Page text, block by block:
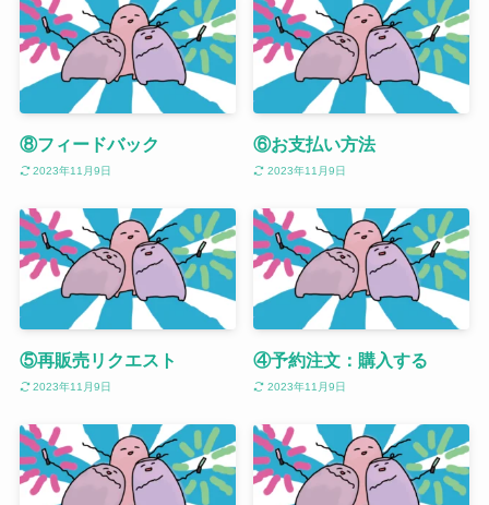
⑧フィードバック
2023年11月9日
⑥お支払い方法
2023年11月9日
⑤再販売リクエスト
2023年11月9日
④予約注文：購入する
2023年11月9日